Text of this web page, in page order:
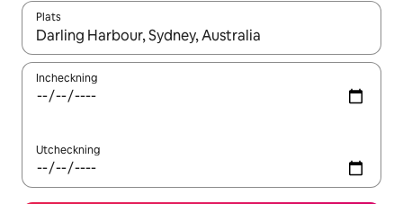
Plats
När resultaten är tillgängliga kan du navigera med upp- och
Incheckning
Utcheckning